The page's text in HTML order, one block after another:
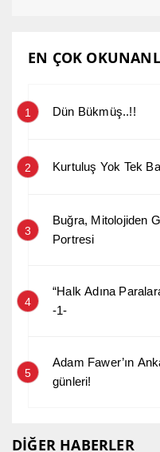
EN ÇOK
1 Dün Bükmüş..!!
2 Kurtuluş Yok Tek
3
Buğra, Mitolojiden
Portresi
4
“Halk Adına
-1-
5
Adam Fawer’ın
günleri!
DİĞER HABERLER